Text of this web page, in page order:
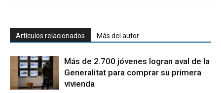
Artículos relacionados Más del autor
Más de 2.700 jóvenes logran aval de la
Generalitat para comprar su primera
vivienda